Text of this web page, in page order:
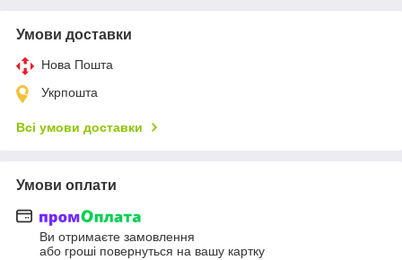
Умови доставки
Нова Пошта
Укрпошта
Всі умови доставки
Умови оплати
Ви отримаєте замовлення
або гроші повернуться на вашу картку